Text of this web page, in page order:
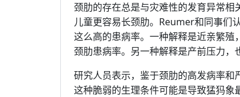
颈肋的存在总是与灾难性的发育异常
儿童更容易长颈肋。Reumer和同事们
这么高的患病率。一种解释是近亲繁
颈肋患病率。另一种解释是产前压力，
研究人员表示，鉴于颈肋的高发病率和
这种脆弱的生理条件可能是导致猛犸象